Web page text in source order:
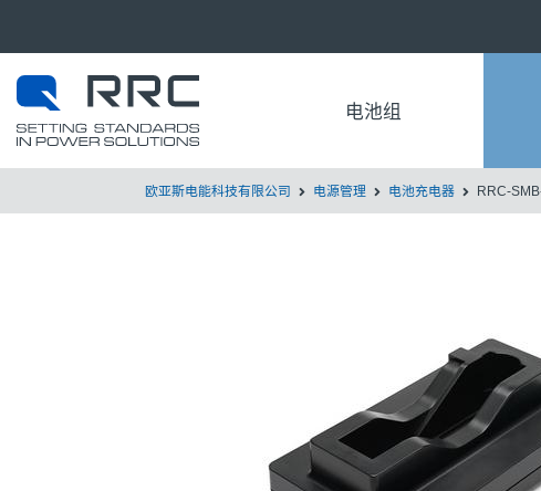
电池组
欧亚斯电能科技有限公司 电源管理 电池充电器 RRC-